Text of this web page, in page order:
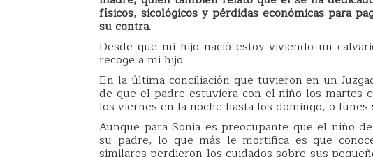
físicos, sicológicos y pérdidas económicas para
su contra.
Desde que mi hijo nació estoy viviendo un
recoge a mi hijo
En la última conciliación que tuvieron en un
de que el padre estuviera con el niño los martes
los viernes en la noche hasta los domingo, o lunes
Aunque para Sonia es preocupante que el niño
su padre, lo que más le mortifica es que